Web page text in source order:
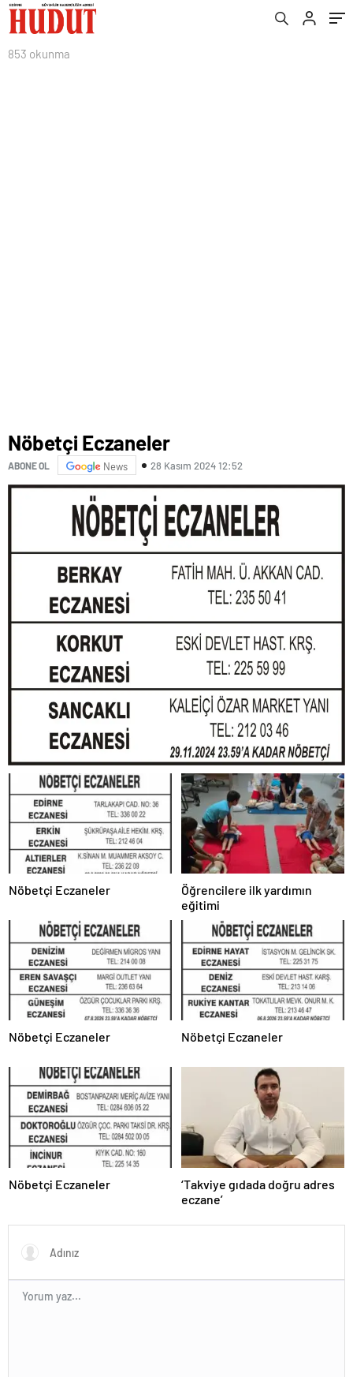
853 okunma
Nöbetçi Eczaneler
ABONE OL News 28 Kasım 2024 12:52
Nöbetçi Eczaneler
Öğrencilere ilk yardımın
eğitimi
Nöbetçi Eczaneler Nöbetçi Eczaneler
Nöbetçi Eczaneler
‘Takviye gıdada doğru adres
eczane’